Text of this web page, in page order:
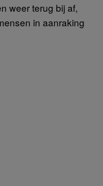
weer terug bij af,
in aanraking